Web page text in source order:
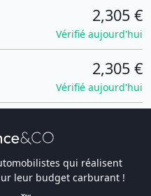
2,305 €
Vérifié aujourd'hui
2,305 €
Vérifié aujourd'hui
qui réalisent
leur budget carburant !